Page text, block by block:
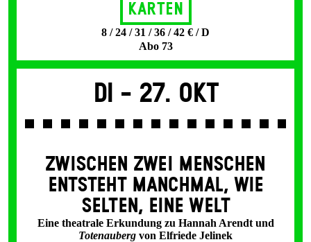
Karten
8 / 24 / 31 / 36 / 42 € / D
Abo 73
Di - 27. Okt
ZWISCHEN ZWEI MENSCHEN
ENT­STEHT MANCH­MAL, WIE
SELTEN, EINE WELT
Eine theatrale Erkundung zu Hannah Arendt und
Totenauberg von Elfriede Jelinek